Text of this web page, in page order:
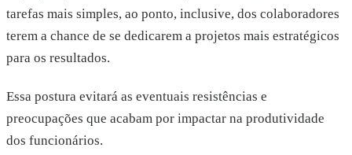
tarefas mais simples, ao ponto, inclusive, dos colaboradores
terem a chance de se dedicarem a projetos mais estratégicos
para os resultados.
Essa postura evitará as eventuais resistências e
preocupações que acabam por impactar na produtividade
dos funcionários.